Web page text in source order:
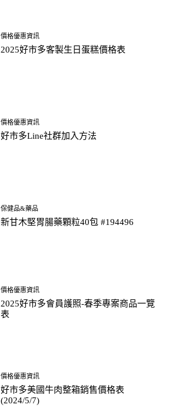
價格優惠資訊
2025好市多客製生日蛋糕價格表
價格優惠資訊
好市多Line社群加入方法
保健品&藥品
新甘木堅胃腸藥顆粒40包 #194496
價格優惠資訊
2025好市多會員護照-春季專案商品一覽
表
價格優惠資訊
好市多美國牛肉整箱銷售價格表
(2024/5/7)